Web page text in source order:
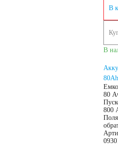
АКБ для лодочных
электромоторов
В
В
80
800